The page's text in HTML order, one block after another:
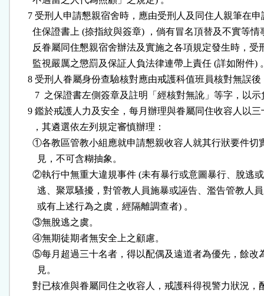
7 受刑人申請懇親宿舍時，應由受刑人及同住人親筆在
住保證書上 (捺指紋與簽章) ，倘有冒名頂替及不實等
反眷屬同住懇親宿舍辦法及實施之各項規定發生時，受
監視嚴厲之懲罰及保証人負法律連帶上責任 (詳如附件)
8 受刑人眷屬身份查驗核對應由戒護科值班員核對無誤
7  之保證書左側簽章及註明「經核對無訛」等字，以
9 鑑於戒護人力及安全，每月辦理與眷屬同住收容人以
        ，其遴選依左列規定審慎辦理：
①各教區管教小組應就申請懇親收容人就其行狀要件切
          見，不可含糊抽象。
②執行中無重大違規事件 (未有暴行或意圖暴行、脫逃
逃、聚眾騷擾，對管教人員施暴或誣告、濫告管教人
          或有上述行為之虞，經隔離調查者) 。
        ③無脫逃之虞。
        ④無期徒期者無安全上之顧慮。
⑤每月超過三十名者，得以配偶及遠道者為優先，餘改
          見。
對已核准與眷屬同住之收容人，戒護科得視警力狀況，